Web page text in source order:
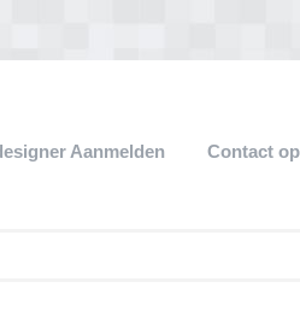
Aanmelden Contact